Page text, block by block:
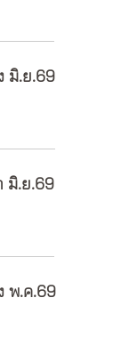
มิ.ย.69
มิ.ย.69
พ.ค.69